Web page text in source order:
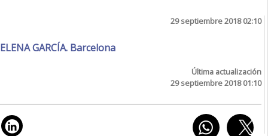
29 septiembre 2018 02:10
ELENA GARCÍA. Barcelona
Última actualización
29 septiembre 2018 01:10